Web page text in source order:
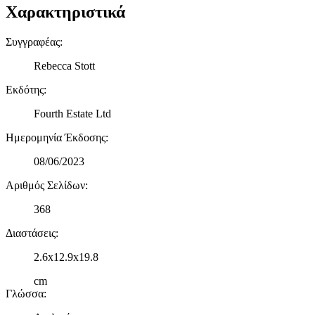
Χαρακτηριστικά
Συγγραφέας:
Rebecca Stott
Εκδότης:
Fourth Estate Ltd
Ημερομηνία Έκδοσης:
08/06/2023
Αριθμός Σελίδων:
368
Διαστάσεις:
2.6x12.9x19.8
cm
Γλώσσα: